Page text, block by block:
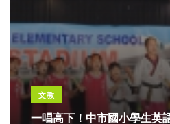
文教
一唱高下！中市國小學生英